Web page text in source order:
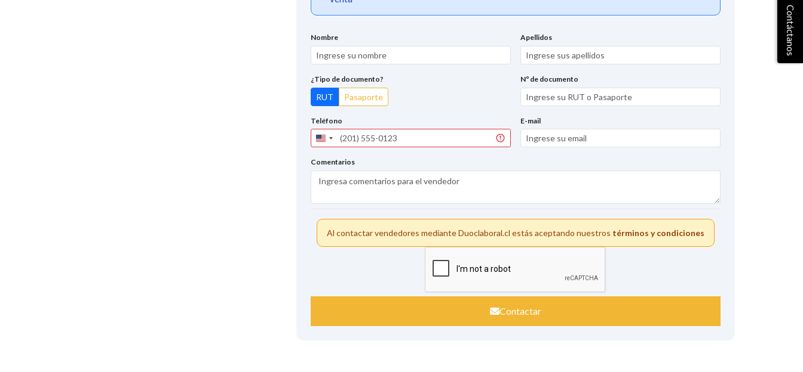
Nombre Apellidos
¿Tipo de documento?
RUT Pasaporte
Nº de documento
Teléfono
United
+1
E-mail
Comentarios
Al contactar vendedores mediante Duoclaboral.cl estás aceptando nuestros términos y condiciones
Contactar
Contáctanos